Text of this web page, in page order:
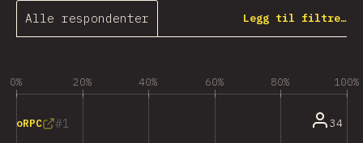
Alle respondenter Legg til filtre…
0% 20% 40% 60% 80% 100%
1
oRPC 34